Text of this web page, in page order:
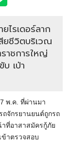
ไรเดอร์ลาก
ยชีวิตบริเวณ
าชการใหญ่
เป่า
พ.ค. ที่ผ่านมา
ถจักรยานยนต์ถูกรถ
ที่อาสาสมัครกู้ภัย
าตรวจสอบ